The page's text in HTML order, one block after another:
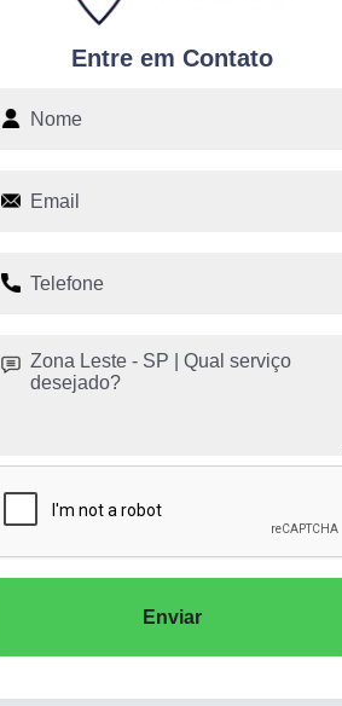
Entre em Contato
Enviar